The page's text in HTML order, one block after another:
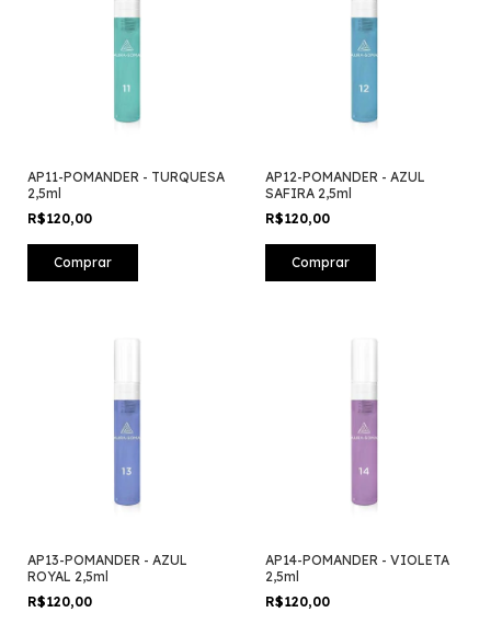
AP11-POMANDER - TURQUESA
2,5ml
R$120,00
AP12-POMANDER - AZUL
SAFIRA 2,5ml
R$120,00
AP13-POMANDER - AZUL
ROYAL 2,5ml
R$120,00
AP14-POMANDER - VIOLETA
2,5ml
R$120,00